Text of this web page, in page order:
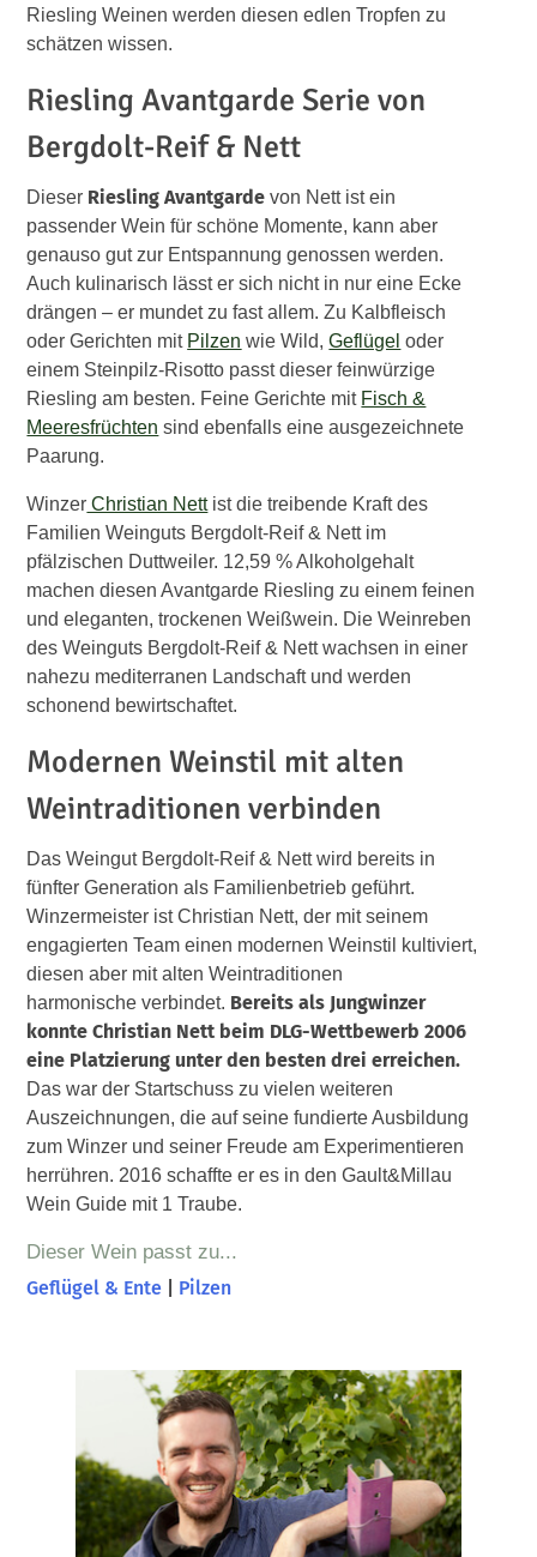
Riesling Weinen werden diesen edlen Tropfen zu
schätzen wissen.
Riesling Avantgarde Serie von
Bergdolt-Reif & Nett
Dieser Riesling Avantgarde von Nett ist ein
passender Wein für schöne Momente, kann aber
genauso gut zur Entspannung genossen werden.
Auch kulinarisch lässt er sich nicht in nur eine Ecke
drängen – er mundet zu fast allem. Zu Kalbfleisch
oder Gerichten mit Pilzen wie Wild,Geflügel oder
einem Steinpilz-Risotto passt dieser feinwürzige
Riesling am besten. Feine Gerichte mit Fisch &
Meeresfrüchten sind ebenfalls eine ausgezeichnete
Paarung.
Winzer Christian Nettist die treibende Kraft des
Familien Weinguts Bergdolt-Reif & Nett im
pfälzischen Duttweiler. 12,59 % Alkoholgehalt
machen diesen Avantgarde Riesling zu einem feinen
und eleganten, trockenen Weißwein. Die Weinreben
des Weinguts Bergdolt-Reif & Nett wachsen in einer
nahezu mediterranen Landschaft und werden
schonend bewirtschaftet.
Modernen Weinstil mit alten
Weintraditionen verbinden
Das Weingut Bergdolt-Reif & Nett wird bereits in
fünfter Generation als Familienbetrieb geführt.
Winzermeister ist Christian Nett, der mit seinem
engagierten Team einen modernen Weinstil kultiviert,
diesen aber mit alten Weintraditionen
harmonische verbindet. Bereits als Jungwinzer
konnte Christian Nett beim DLG-Wettbewerb 2006
eine Platzierung unter den besten drei erreichen.
Das war der Startschuss zu vielen weiteren
Auszeichnungen, die auf seine fundierte Ausbildung
zum Winzer und seiner Freude am Experimentieren
herrühren. 2016 schaffte er es in den Gault&Millau
Wein Guide mit 1 Traube.
Dieser Wein passt zu...
Geflügel & Ente
Pilzen